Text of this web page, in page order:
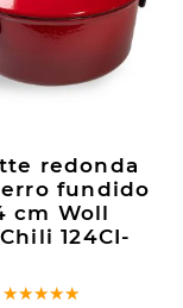
redonda
fundido
cm Woll
124CI-